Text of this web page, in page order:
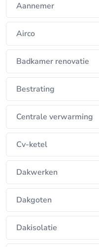
Aannemer
Airco
Badkamer renovatie
Bestrating
Centrale verwarming
Cv-ketel
Dakwerken
Dakgoten
Dakisolatie